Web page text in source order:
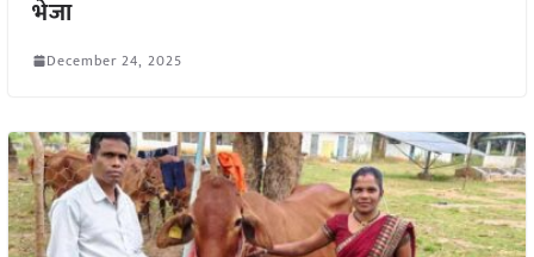
भेजा
December 24, 2025